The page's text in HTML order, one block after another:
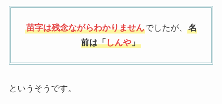
苗字は残念ながらわかりませんでしたが、
名
前は「しんや」
というそうです。